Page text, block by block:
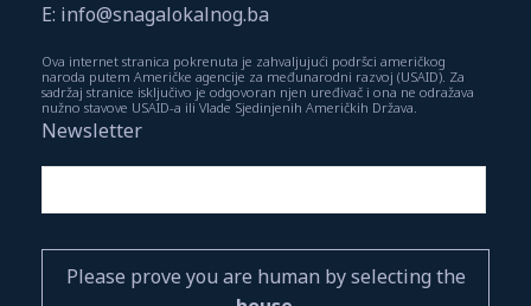
E: info@snagalokalnog.ba
Ova internet stranica pokrenuta je zahvaljujući podršci američkog
naroda putem Američke agencije za međunarodni razvoj (USAID). Za
sadržaj stranice isključivo je odgovoran njen uređivač i ona ne odražava
nužno stavove USAID-a ili Vlade Sjedinjenih Američkih Država.
Newsletter
Please prove you are human by selecting the